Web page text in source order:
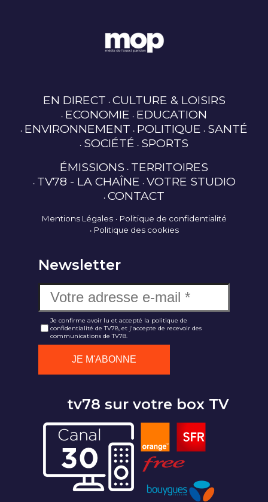
EN DIRECT CULTURE & LOISIRS
ECONOMIE EDUCATION
ENVIRONNEMENT POLITIQUE SANTÉ
SOCIÉTÉ SPORTS
ÉMISSIONS TERRITOIRES
TV78 - LA CHAÎNE VOTRE STUDIO
CONTACT
Mentions Légales
Politique de confidentialité
Politique des cookies
Newsletter
Je confirme avoir lu et accepté la politique de
confidentialité de TV78, et j'accepte de recevoir des
communications de TV78.
tv78 sur votre box TV